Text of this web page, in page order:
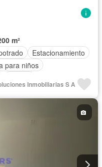
m²
Estacionamiento
para niños
Hace 4 días, 13 horas en - INVERTAS Soluciones Inmobiliarias S A